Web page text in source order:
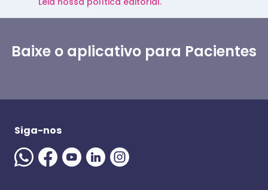
Baixe o aplicativo para Pacientes
Siga-nos